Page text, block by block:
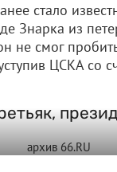
стало
Знарка из
не смог
ЦСКА со